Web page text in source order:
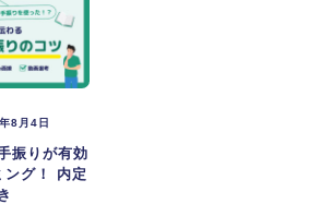
8月4日
振りが有効
ング！ 内定